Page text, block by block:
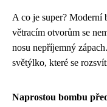
A co je super?
větracím otvorům se
nosu nepříjemný
světýlko, které se
Naprostou bombu